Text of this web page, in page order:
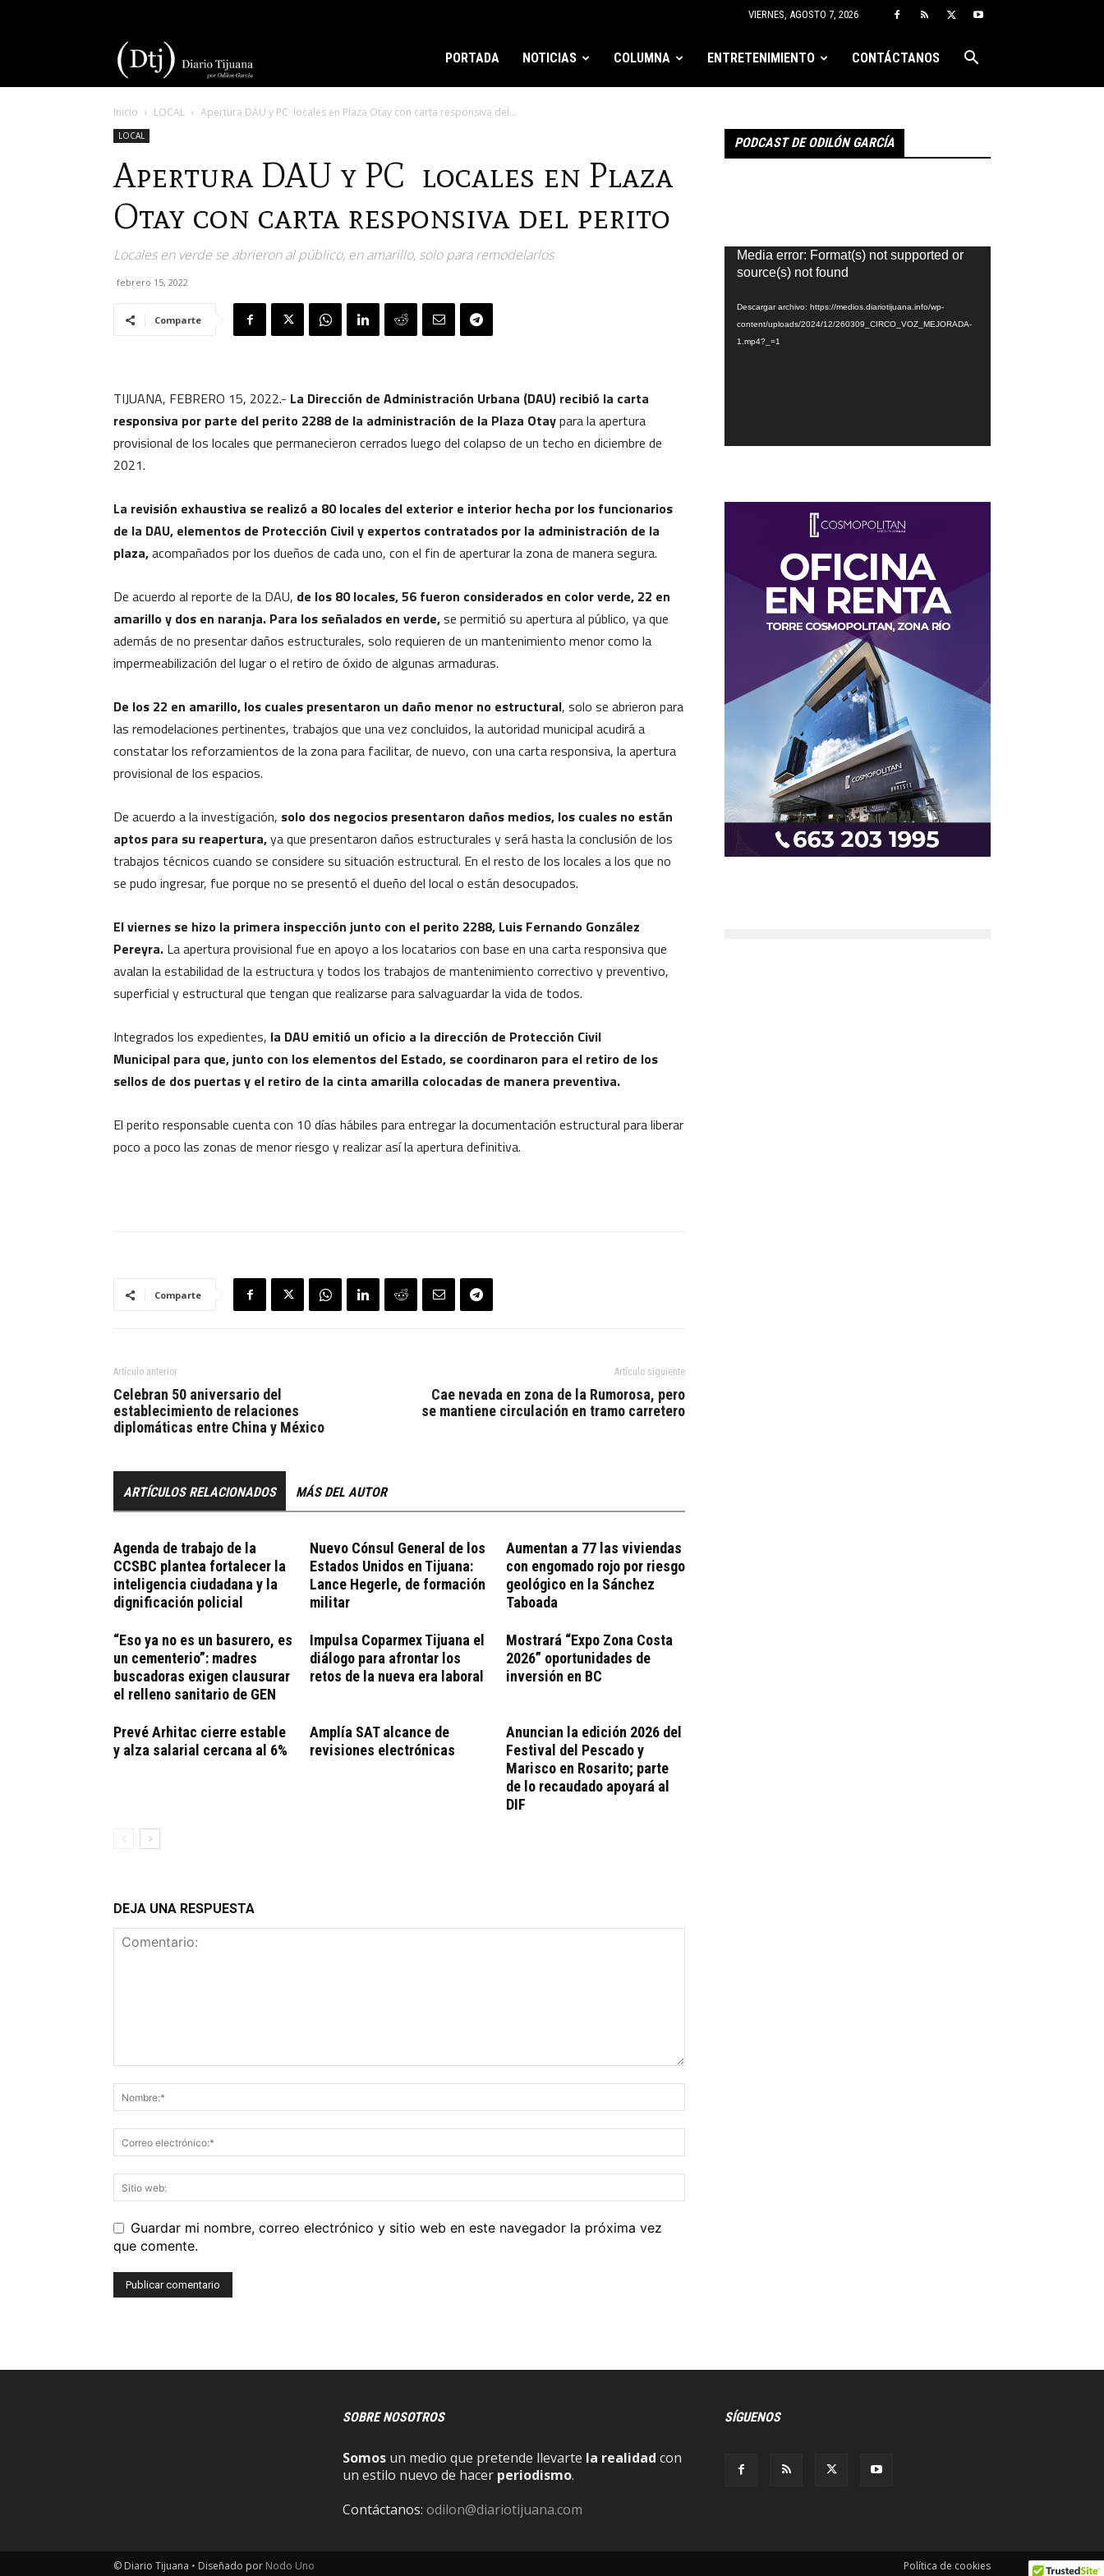
VIERNES, AGOSTO 7, 2026
Tijuana
PORTADA NOTICIAS COLUMNA ENTRETENIMIENTO CONTÁCTANOS
Inicio LOCAL Apertura DAU y PC locales en Plaza Otay con carta responsiva del...
LOCAL
Apertura DAU y PC locales en Plaza
Otay con carta responsiva del perito
Locales en verde se abrieron al público, en amarillo, solo para remodelarlos
febrero 15, 2022
Comparte
TIJUANA, FEBRERO 15, 2022.- La Dirección de Administración Urbana (DAU) recibió la carta
responsiva por parte del perito 2288 de la administración de la Plaza Otaypara la apertura
provisional de los locales que permanecieron cerrados luego del colapso de un techo en diciembre de
2021.
La revisión exhaustiva se realizó a 80 locales del exterior e interior hecha por los funcionarios
de la DAU, elementos de Protección Civil y expertos contratados por la administración de la
plaza,acompañados por los dueños de cada uno, con el fin de aperturar la zona de manera segura.
De acuerdo al reporte de la DAU, de los 80 locales, 56 fueron considerados en color verde, 22 en
amarillo y dos en naranja. Para los señalados en verde,se permitió su apertura al público, ya que
además de no presentar daños estructurales, solo requieren de un mantenimiento menor como la
impermeabilización del lugar o el retiro de óxido de algunas armaduras.
De los 22 en amarillo, los cuales presentaron un daño menor no estructural, solo se abrieron para
las remodelaciones pertinentes, trabajos que una vez concluidos, la autoridad municipal acudirá a
constatar los reforzamientos de la zona para facilitar, de nuevo, con una carta responsiva, la apertura
provisional de los espacios.
De acuerdo a la investigación, solo dos negocios presentaron daños medios, los cuales no están
aptos para su reapertura,ya que presentaron daños estructurales y será hasta la conclusión de los
trabajos técnicos cuando se considere su situación estructural. En el resto de los locales a los que no
se pudo ingresar, fue porque no se presentó el dueño del local o están desocupados.
El viernes se hizo la primera inspección junto con el perito 2288, Luis Fernando González
Pereyra. La apertura provisional fue en apoyo a los locatarios con base en una carta responsiva que
avalan la estabilidad de la estructura y todos los trabajos de mantenimiento correctivo y preventivo,
superficial y estructural que tengan que realizarse para salvaguardar la vida de todos.
Integrados los expedientes, la DAU emitió un oficio a la dirección de Protección Civil
Municipal para que, junto con los elementos del Estado, se coordinaron para el retiro de los
sellos de dos puertas y el retiro de la cinta amarilla colocadas de manera preventiva.
El perito responsable cuenta con 10 días hábiles para entregar la documentación estructural para liberar
poco a poco las zonas de menor riesgo y realizar así la apertura definitiva.
Comparte
Artículo anterior
Celebran 50 aniversario del
establecimiento de relaciones
diplomáticas entre China y México
Artículo siguiente
Cae nevada en zona de la Rumorosa, pero
se mantiene circulación en tramo carretero
ARTÍCULOS RELACIONADOS MÁS DEL AUTOR
Agenda de trabajo de la
CCSBC plantea fortalecer la
inteligencia ciudadana y la
dignificación policial
Nuevo Cónsul General de los
Estados Unidos en Tijuana:
Lance Hegerle, de formación
militar
Aumentan a 77 las viviendas
con engomado rojo por riesgo
geológico en la Sánchez
Taboada
“Eso ya no es un basurero, es
un cementerio”: madres
buscadoras exigen clausurar
el relleno sanitario de GEN
Impulsa Coparmex Tijuana el
diálogo para afrontar los
retos de la nueva era laboral
Mostrará “Expo Zona Costa
2026” oportunidades de
inversión en BC
Prevé Arhitac cierre estable
y alza salarial cercana al 6%
Amplía SAT alcance de
revisiones electrónicas
Anuncian la edición 2026 del
Festival del Pescado y
Marisco en Rosarito; parte
de lo recaudado apoyará al
DIF
DEJA UNA RESPUESTA
Guardar mi nombre, correo electrónico y sitio web en este navegador la próxima vez
que comente.
PODCAST DE ODILÓN GARCÍA
Reproductor
de
Media error: Format(s) not supported or
source(s) not found
Descargar archivo: https://medios.diariotijuana.info/wp-
content/uploads/2024/12/260309_CIRCO_VOZ_MEJORADA-
1.mp4?_=1
SOBRE NOSOTROS
Somos un medio que pretende llevarte la realidad con
un estilo nuevo de hacer periodismo.
Contáctanos: odilon@diariotijuana.com
SÍGUENOS
Política de cookies
© Diario Tijuana • Diseñado por Nodo Uno